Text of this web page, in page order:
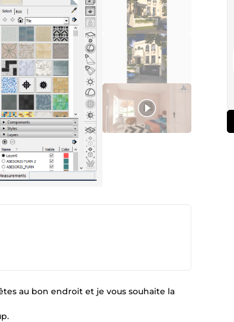
au bon endroit et je vous souhaite la